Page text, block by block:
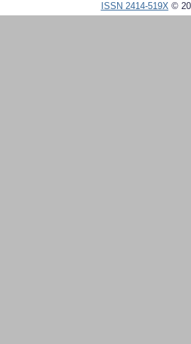
ISSN 2414-519X©